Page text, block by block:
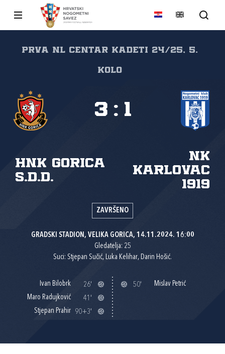
PRVA NL CENTAR KADETI 24/25, 5.
kolo
HNK Gorica
s.d.d.
NK
Karlovac
1919
3 : 1
ZAVRŠENO
GRADSKI STADION, VELIKA GORICA, 14.11.2024. 16:00
Gledatelja: 25
Suci: Stjepan Sučić, Luka Kelihar, Darin Hošić.
Ivan Bilobrk
26'
Maro Radujković
41'
Stjepan Prahir
90+3'
50' Mislav Petrić